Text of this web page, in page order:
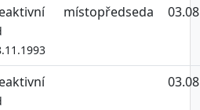
místopředseda